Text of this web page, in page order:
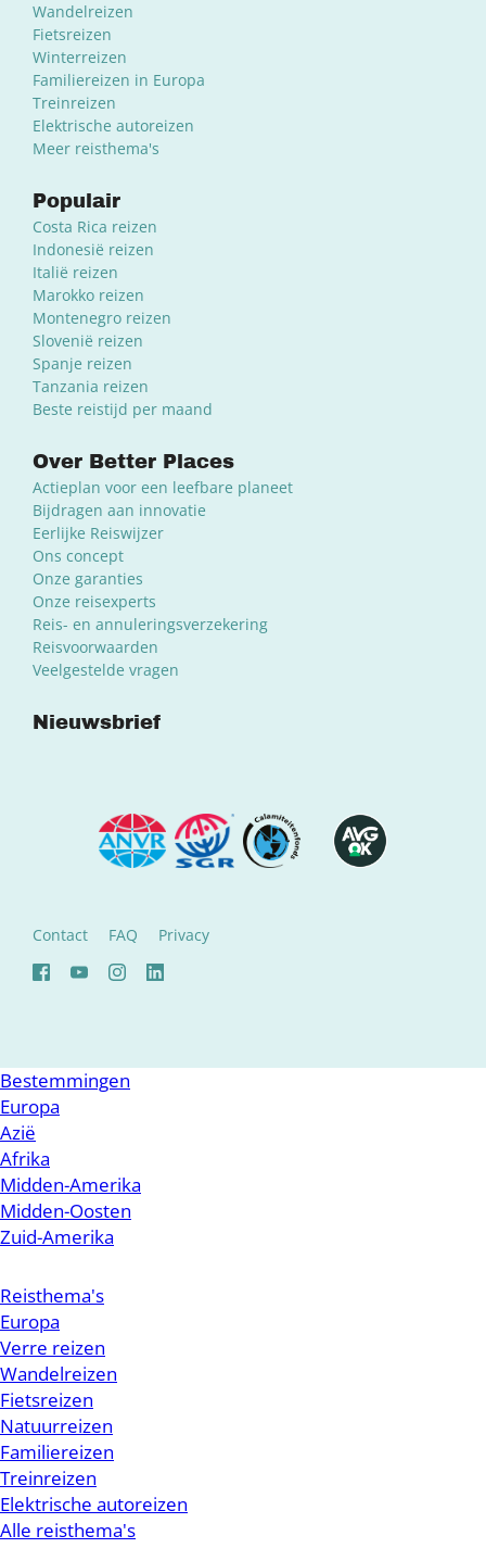
Wandelreizen
Fietsreizen
Winterreizen
Familiereizen in Europa
Treinreizen
Elektrische autoreizen
Meer reisthema's
Populair
Costa Rica reizen
Indonesië reizen
Italië reizen
Marokko reizen
Montenegro reizen
Slovenië reizen
Spanje reizen
Tanzania reizen
Beste reistijd per maand
Over Better Places
Actieplan voor een leefbare planeet
Bijdragen aan innovatie
Eerlijke Reiswijzer
Ons concept
Onze garanties
Onze reisexperts
Reis- en annuleringsverzekering
Reisvoorwaarden
Veelgestelde vragen
Nieuwsbrief
Contact FAQ Privacy
Bestemmingen
Europa
Azië
Afrika
Midden-Amerika
Midden-Oosten
Zuid-Amerika
Reisthema's
Europa
Verre reizen
Wandelreizen
Fietsreizen
Natuurreizen
Familiereizen
Treinreizen
Elektrische autoreizen
Alle reisthema's